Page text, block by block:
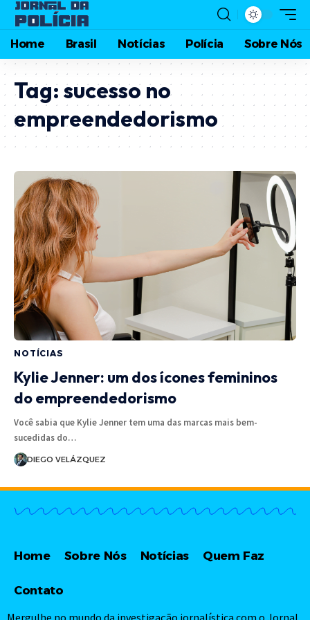
Home Brasil Notícias Polícia Sobre Nós
Tag: sucesso no
empreendedorismo
NOTÍCIAS
Kylie Jenner: um dos ícones femininos
do empreendedorismo
Você sabia que Kylie Jenner tem uma das marcas mais bem-
sucedidas do…
DIEGO VELÁZQUEZ
Home Sobre Nós Notícias Quem Faz
Contato
Mergulhe no mundo da investigação jornalística com o Jornal